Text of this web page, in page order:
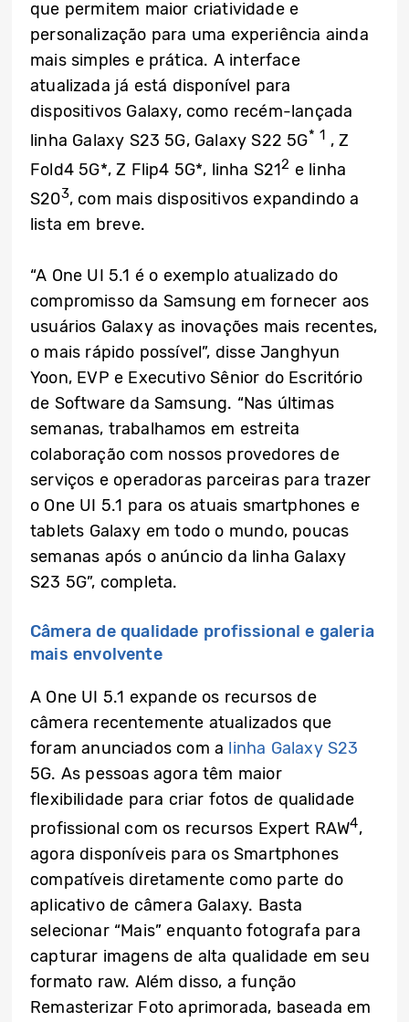
que permitem maior criatividade e
personalização para uma experiência ainda
mais simples e prática. A interface
atualizada já está disponível para
dispositivos Galaxy, como recém-lançada
linha Galaxy S23 5G, Galaxy S22 5G* 1 , Z
Fold4 5G*, Z Flip4 5G*, linha S212 e linha
S203, com mais dispositivos expandindo a
lista em breve.
“A One UI 5.1 é o exemplo atualizado do
compromisso da Samsung em fornecer aos
usuários Galaxy as inovações mais recentes,
o mais rápido possível”, disse Janghyun
Yoon, EVP e Executivo Sênior do Escritório
de Software da Samsung. “Nas últimas
semanas, trabalhamos em estreita
colaboração com nossos provedores de
serviços e operadoras parceiras para trazer
o One UI 5.1 para os atuais smartphones e
tablets Galaxy em todo o mundo, poucas
semanas após o anúncio da linha Galaxy
S23 5G”, completa.
Câmera de qualidade profissional e galeria
mais envolvente
A One UI 5.1 expande os recursos de
câmera recentemente atualizados que
foram anunciados com a linha Galaxy S23
5G. As pessoas agora têm maior
flexibilidade para criar fotos de qualidade
profissional com os recursos Expert RAW4,
agora disponíveis para os Smartphones
compatíveis diretamente como parte do
aplicativo de câmera Galaxy. Basta
selecionar “Mais” enquanto fotografa para
capturar imagens de alta qualidade em seu
formato raw. Além disso, a função
Remasterizar Foto aprimorada, baseada em